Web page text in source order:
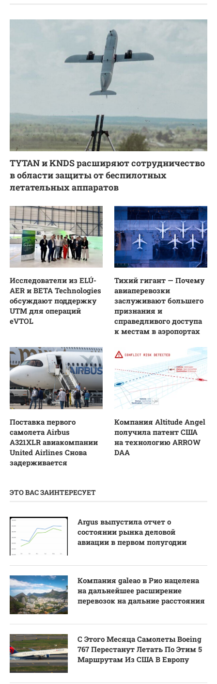
TYTAN и KNDS расширяют сотрудничество
в области защиты от беспилотных
летательных аппаратов
Исследователи из ELÚ-
AER и BETA Technologies
обсуждают поддержку
UTM для операций
eVTOL
Тихий гигант — Почему
авиаперевозки
заслуживают большего
признания и
справедливого доступа
к местам в аэропортах
Поставка первого
самолета Airbus
A321XLR авиакомпании
United Airlines Снова
задерживается
Компания Altitude Angel
получила патент США
на технологию ARROW
DAA
ЭТО ВАС ЗАИНТЕРЕСУЕТ
Argus выпустила отчет о
состоянии рынка деловой
авиации в первом полугодии
Компания galeao в Рио нацелена
на дальнейшее расширение
перевозок на дальние расстояния
С Этого Месяца Самолеты Boeing
767 Перестанут Летать По Этим 5
Маршрутам Из США В Европу